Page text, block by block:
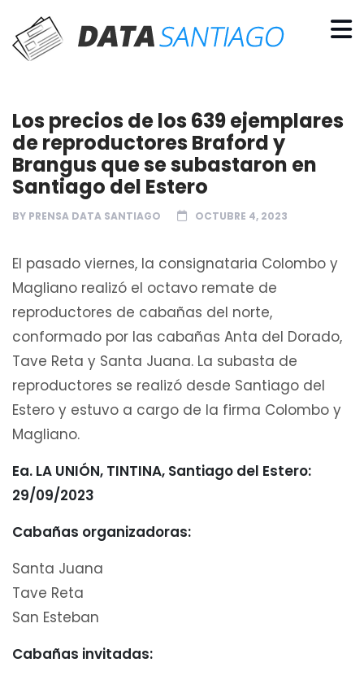
Los precios de los 639 ejemplares
de reproductores Braford y
Brangus que se subastaron en
Santiago del Estero
BY PRENSA DATA SANTIAGO OCTUBRE 4, 2023
El pasado viernes, la consignataria Colombo y
Magliano realizó el octavo remate de
reproductores de cabañas del norte,
conformado por las cabañas Anta del Dorado,
Tave Reta y Santa Juana. La subasta de
reproductores se realizó desde Santiago del
Estero y estuvo a cargo de la firma Colombo y
Magliano.
Ea. LA UNIÓN, TINTINA, Santiago del Estero:
29/09/2023
Cabañas organizadoras:
Santa Juana
Tave Reta
San Esteban
Cabañas invitadas: